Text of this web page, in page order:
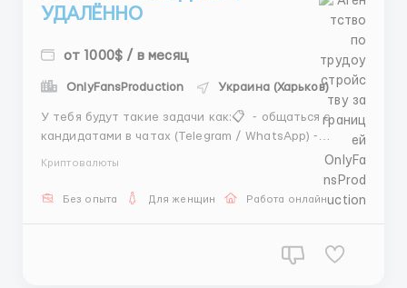
УДАЛЁННО
от 1000$ / в месяц
OnlyFansProduction Украина (Харьков)
У тебя будут такие задачи как:📋 ⁃ общаться с
кандидатами в чатах (Telegram / WhatsApp) ⁃
передача в дальнейшую работу График работы⏳
Криптовалюты
Без опыта Для женщин Работа онлайн